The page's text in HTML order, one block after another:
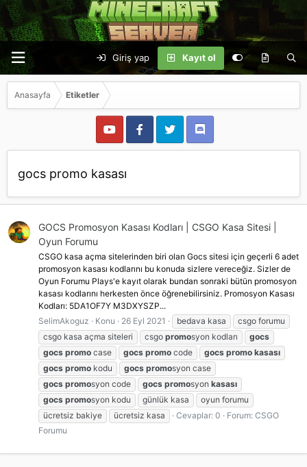
Giriş yap Kayıt ol
Anasayfa Etiketler
gocs promo kasası
GOCS Promosyon Kasası Kodları | CSGO Kasa Sitesi |
Oyun Forumu
CSGO kasa açma sitelerinden biri olan Gocs sitesi için geçerli 6 adet
promosyon kasası kodlarını bu konuda sizlere vereceğiz. Sizler de
Oyun Forumu Plays'e kayıt olarak bundan sonraki bütün promosyon
kasası kodlarını herkesten önce öğrenebilirsiniz. Promosyon Kasası
Kodları: 5DA1OF7Y M3DXYSZP...
SelimAkoguz
Konu 26 Eyl 2021 bedava kasa
csgo forumu
csgo kasa açma siteleri
csgo promosyon kodları
gocs
gocs promo case gocs promo code gocs promo kasası
gocs promo kodu gocs promosyon case
gocs promosyon code gocs promosyon kasası
gocs promosyon kodu günlük kasa
oyun forumu
ücretsiz bakiye
ücretsiz kasa Cevaplar: 0 Forum: CSGO
Forumu